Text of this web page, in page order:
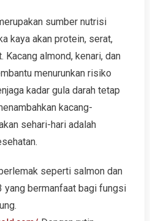
sumber nutrisi
kaya akan protein, serat,
Kacang almond, kenari, dan
menurunkan risiko
kadar gula darah tetap
kacang-
sehari-hari adalah
seperti salmon dan
yang bermanfaat bagi fungsi